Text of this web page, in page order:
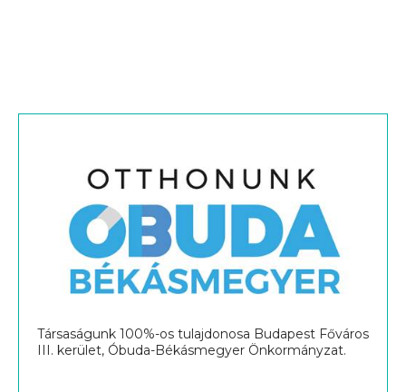
Társaságunk 100%-os tulajdonosa Budapest Főváros
III. kerület, Óbuda-Békásmegyer Önkormányzat.